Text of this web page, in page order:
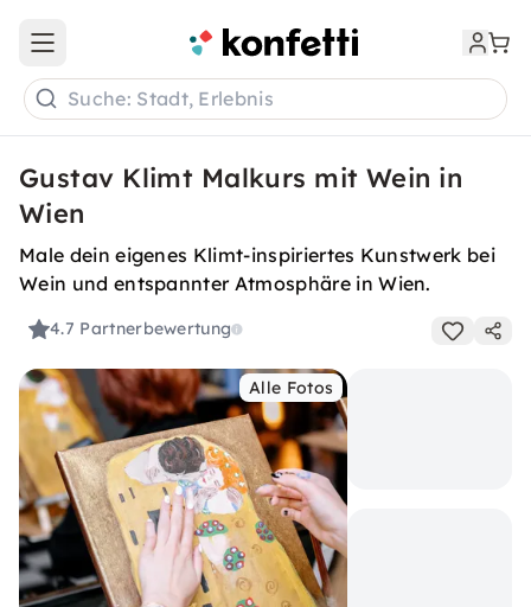
Open main menu
Suche: Stadt, Erlebnis
Gustav Klimt Malkurs mit Wein in
Wien
Male dein eigenes Klimt-inspiriertes Kunstwerk bei
Wein und entspannter Atmosphäre in Wien.
4.7 Partnerbewertung
Alle Fotos